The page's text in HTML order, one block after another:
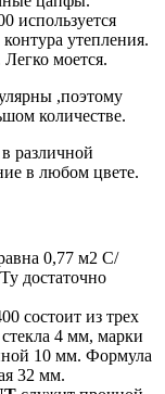
используется
утепления.
моется.
,поэтому
количестве.
различной
в любом цвете.
0,77 м2 С/
достаточно
состоит из трех
4 мм, марки
10 мм. Формула
32 мм.